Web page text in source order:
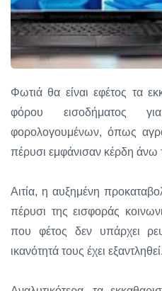
Φωτιά θα είναι εφέτος τα
φόρου εισοδήματος
φορολογουμένων, όπως
πέρυσι εμφάνισαν κέρδη
Αιτία, η αυξημένη
πέρυσι της εισφοράς
που φέτος δεν υπάρχει
ικανότητά τους έχει εξαντληθεί.